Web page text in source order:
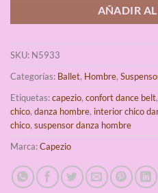
AÑADIR
SKU: N5933
Categorías: Ballet, Hombre,
Etiquetas:capezio, confort dance belt,
chico, danza hombre, interior chico
chico, suspensor danza hombre
Marca:Capezio